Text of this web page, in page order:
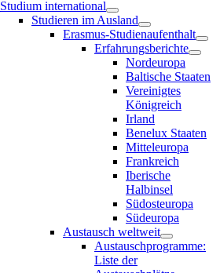
Studium international
Studieren im Ausland
Erasmus-Studienaufenthalt
Erfahrungsberichte
Nordeuropa
Baltische Staaten
Vereinigtes
Königreich
Irland
Benelux Staaten
Mitteleuropa
Frankreich
Iberische
Halbinsel
Südosteuropa
Südeuropa
Austausch weltweit
Austauschprogramme:
Liste der